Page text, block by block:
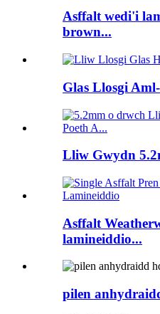
Asffalt wedi'i
brown...
Glas Llosgi
Lliw Gwydn
Asffalt
lamineiddio...
pilen